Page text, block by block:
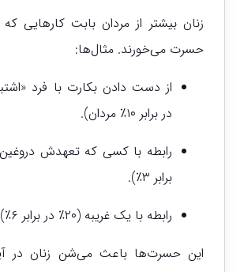
زنان بیشتر از مردان بابت کارهایی که
حسرت می‌خورند. مثال‌ها:
در برابر ۱۰٪ مردان).
برابر ۳٪).
رابطه با یک غریبه (۲۰٪ در برابر ۶٪).
این حسرت‌ها باعث می‌شن زنان در